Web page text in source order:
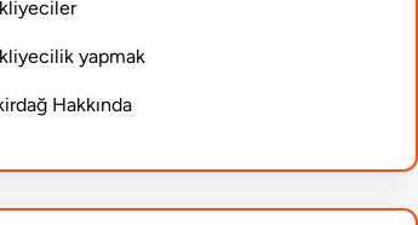
yapmak
Hakkında